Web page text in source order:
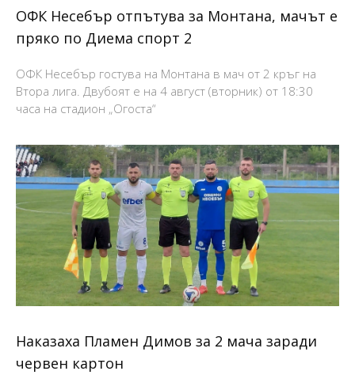
ОФК Несебър отпътува за Монтана, мачът е
пряко по Диема спорт 2
ОФК Несебър гостува на Монтана в мач от 2 кръг на
Втора лига. Двубоят е на 4 август (вторник) от 18:30
часа на стадион „Огоста“
Наказаха Пламен Димов за 2 мача заради
червен картон